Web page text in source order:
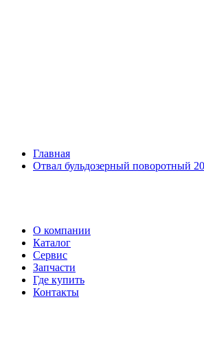
Главная
Отвал бульдозерный поворотный
О компании
Каталог
Сервис
Запчасти
Где купить
Контакты